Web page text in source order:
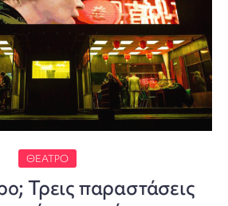
ΘΈΑΤΡΟ
Τρεις παραστάσεις